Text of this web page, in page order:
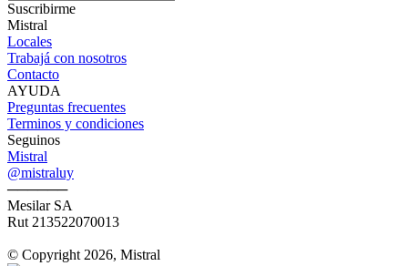
Suscribirme
Mistral
Locales
Trabajá con nosotros
Contacto
AYUDA
Preguntas frecuentes
Terminos y condiciones
Seguinos
Mistral
@mistraluy
──────
Mesilar SA
Rut 213522070013
© Copyright 2026, Mistral